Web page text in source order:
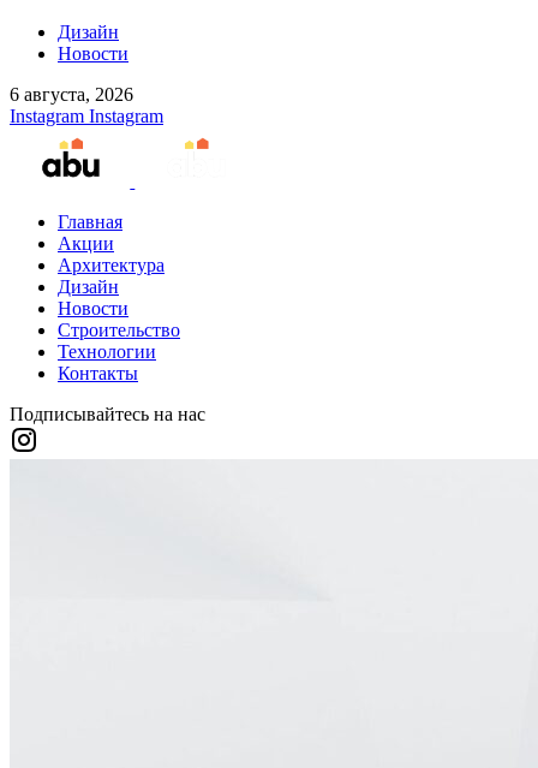
Дизайн
Новости
6 августа, 2026
Instagram Instagram
Главная
Акции
Архитектура
Дизайн
Новости
Строительство
Технологии
Контакты
Подписывайтесь на нас